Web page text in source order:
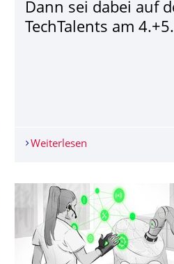
Technik
Dann sei dabei auf
TechTalents am
Weiterlesen